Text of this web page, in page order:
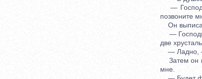
—
позвоните
Он
—
две
— Ладно, —
Затем он
мне.